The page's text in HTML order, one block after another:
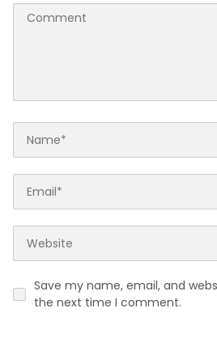
Save my name, email, and
the next time I comment.